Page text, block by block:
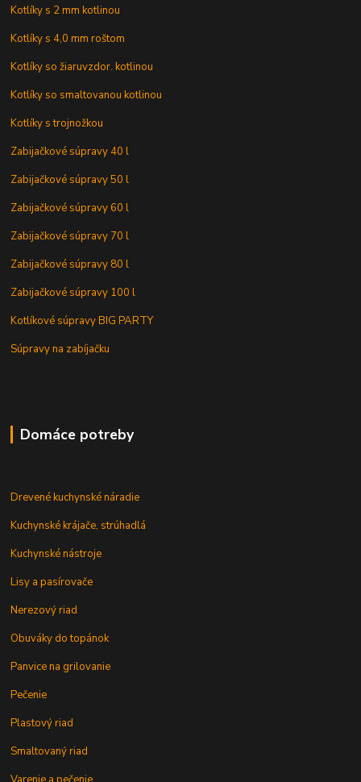
Kotlíky s 2 mm kotlinou
Kotlíky s 4,0 mm roštom
Kotlíky so žiaruvzdor. kotlinou
Kotlíky so smaltovanou kotlinou
Kotlíky s trojnožkou
Zabijačkové súpravy 40 l
Zabijačkové súpravy 50 l
Zabijačkové súpravy 60 l
Zabijačkové súpravy 70 l
Zabijačkové súpravy 80 l
Zabijačkové súpravy 100 l
Kotlíkové súpravy BIG PARTY
Súpravy na zabíjačku
Domáce potreby
Drevené kuchynské náradie
Kuchynské krájače, strúhadlá
Kuchynské nástroje
Lisy a pasírovače
Nerezový riad
Obuváky do topánok
Panvice na grilovanie
Pečenie
Plastový riad
Smaltovaný riad